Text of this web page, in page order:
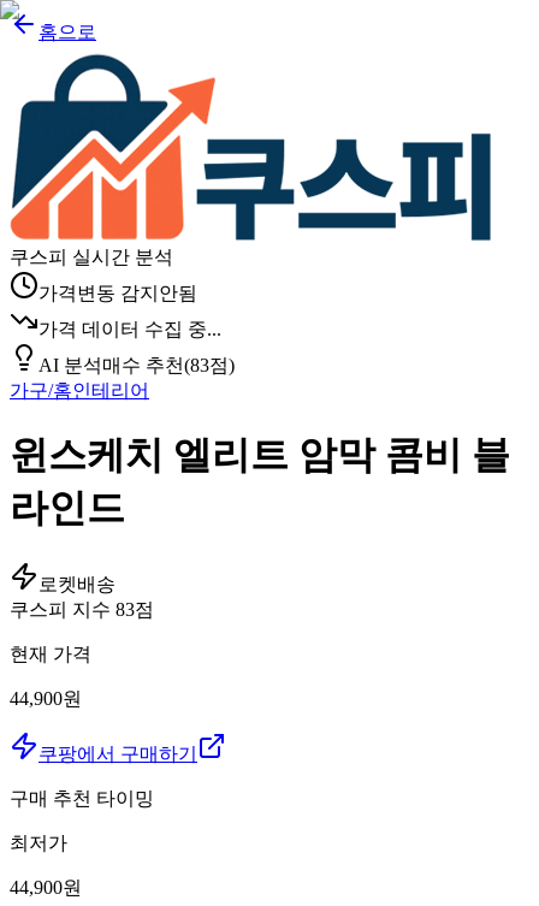
홈으로
쿠스피 실시간 분석
가격변동 감지안됨
가격 데이터 수집 중...
AI 분석매수 추천(83점)
가구/홈인테리어
윈스케치 엘리트 암막 콤비 블
라인드
로켓배송
쿠스피 지수 83점
현재 가격
44,900원
쿠팡에서 구매하기
구매 추천 타이밍
최저가
44,900원